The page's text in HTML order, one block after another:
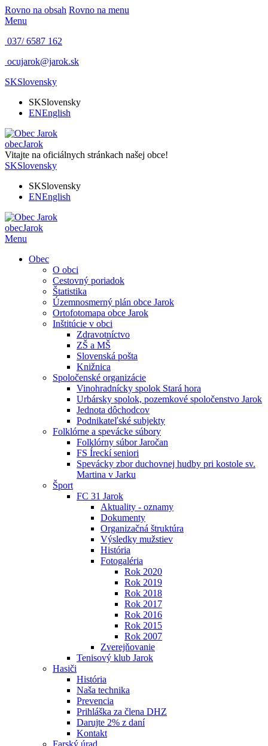
Rovno na obsah Rovno na menu
Menu
037/ 6587 162
ocujarok@jarok.sk
SKSlovensky
SKSlovensky
ENEnglish
obecJarok
Vitajte na oficiálnych stránkach našej obce!
SKSlovensky
SKSlovensky
ENEnglish
obecJarok
Menu
Obec
O obci
Cestovný poriadok
Štatistika
Územnosmerný plán obce Jarok
Ortofotomapa obce Jarok
Inštitúcie v obci
Zdravotníctvo
ZŠ a MŠ
Slovenská pošta
Knižnica
Spoločenské organizácie
Vinohradnícky spolok Stará hora
Urbársky spolok, pozemkové spoločenstvo Jarok
Jednota dôchodcov
Podnikateľské subjekty
Folklórne a spevácke súbory
Folklórny súbor Jaročan
FS Íreckí seniori
Spevácky zbor duchovnej hudby pri kostole sv.
Martina v Jarku
Šport
FC 31 Jarok
Aktuality - oznamy
Dokumenty
Organizačná štruktúra
Výsledky mužstiev
História
Fotogaléria
Rok 2020
Rok 2019
Rok 2018
Rok 2017
Rok 2016
Rok 2015
Rok 2007
Zverejňovanie
Tenisový klub Jarok
Hasiči
História
Naša technika
Prevencia
Prihláška za člena DHZ
Darujte 2% z daní
Kontakt
Farský úrad